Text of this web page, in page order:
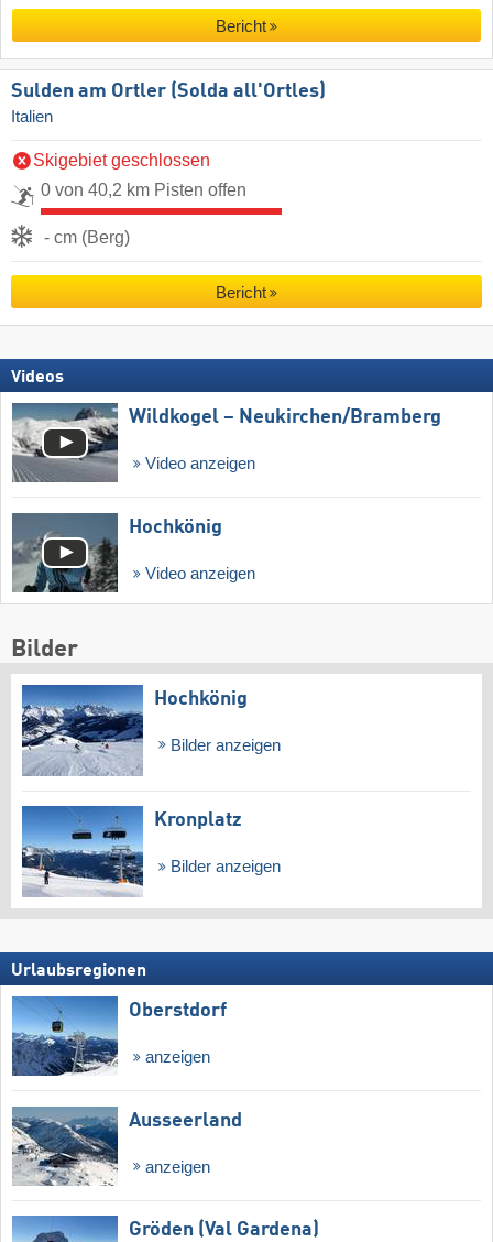
Bericht
Sulden am Ortler (Solda all'Ortles)
Italien
Skigebiet geschlossen
0 von 40,2 km Pisten offen
- cm (Berg)
Bericht
Videos
Wildkogel – Neukirchen/​Bramberg
Video anzeigen
Hochkönig
Video anzeigen
Bilder
Hochkönig
Bilder anzeigen
Kronplatz
Bilder anzeigen
Urlaubsregionen
Oberstdorf
anzeigen
Ausseerland
anzeigen
Gröden (Val Gardena)